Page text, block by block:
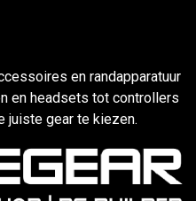
en randapparatuur
en headsets tot controllers
juiste gear te kiezen.